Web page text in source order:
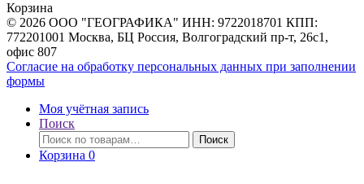
Корзина
© 2026 ООО "ГЕОГРАФИКА" ИНН: 9722018701 КПП:
772201001 Москва, БЦ Россия, Волгоградский пр-т, 26с1,
офис 807
Согласие на обработку персональных данных при заполнении
формы
Моя учётная запись
Поиск
Искать:
Поиск
Корзина 0